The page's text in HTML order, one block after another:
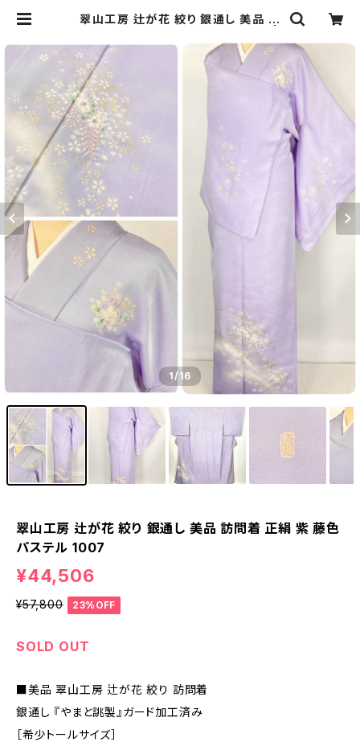
翠山工房 辻が花 絞り 銀通し 美品 訪
kimono Re:和 [online store] キ
モノリワ 着物 帯
1/16
翠山工房 辻が花 絞り 銀通し 美品 訪問着 正絹 紫 藤色
パステル 1007
¥44,506
¥57,800 23%OFF
SOLD OUT
■美品 翠山工房 辻が花 絞り 訪問着
銀通し 『やまと誂製』ガード加工済み
［希少トールサイズ］